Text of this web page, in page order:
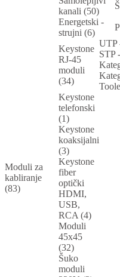
kanali (50)
Energetski -
strujni (6)
Moduli za
kabliranje
(83)
Keystone
RJ-45
moduli
(34)
UTP
STP
Keystone
telefonski
(1)
Keystone
koaksijalni
(3)
Keystone
fiber
optički
HDMI,
USB,
RCA (4)
Moduli
45x45
(32)
Šuko
moduli